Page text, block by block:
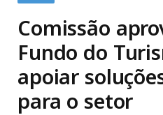
Comissão
Fundo do
apoiar
para o setor